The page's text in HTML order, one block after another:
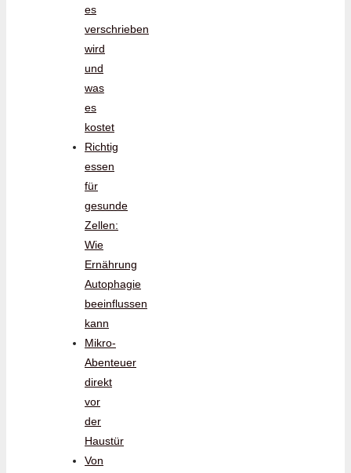
es
verschrieben
wird
und
was
es
kostet
Richtig
essen
für
gesunde
Zellen:
Wie
Ernährung
Autophagie
beeinflussen
kann
Mikro-
Abenteuer
direkt
vor
der
Haustür
Von